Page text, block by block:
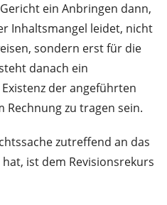
ein Anbringen dann,
Inhaltsmangel leidet, nicht
sondern erst für die
danach ein
der angeführten
Rechnung zu tragen sein.
zutreffend an das
ist dem Revisionsrekurs